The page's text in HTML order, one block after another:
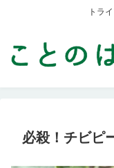
トラ
必殺！チビピ